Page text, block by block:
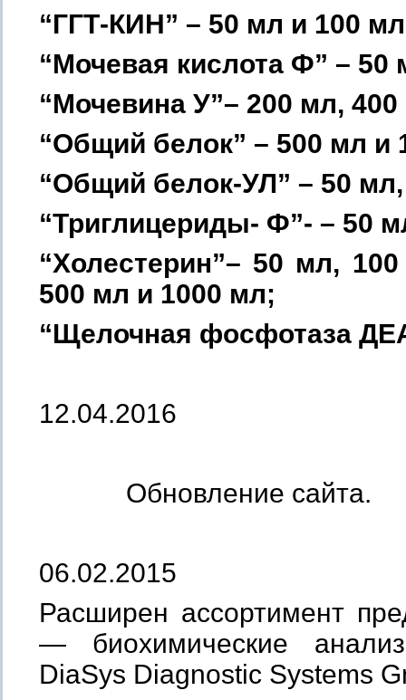
“ГГТ-КИН” – 50 мл и 100
“Мочевая кислота Ф” – 50
“Мочевина У”– 200 мл,
“Общий белок” – 500 мл и
“Общий белок-УЛ” – 50
“Триглицериды- Ф”- – 50
“Холестерин”– 50 мл,
500 мл и 1000 мл;
“Щелочная фосфотаза
12.04.2016
Обновление сайта.
06.02.2015
Расширен ассортимент
— биохимические
DiaSys Diagnostic Systems